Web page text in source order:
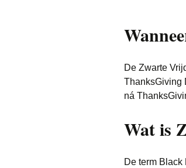
De Zwarte
ThanksGiving
ná
Wat is
De term